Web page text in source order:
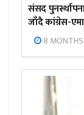
संसद
जाँदै कांग्रेस-
8